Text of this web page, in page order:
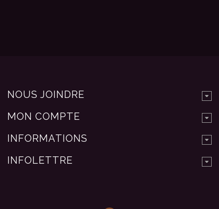
NOUS JOINDRE
MON COMPTE
INFORMATIONS
INFOLETTRE